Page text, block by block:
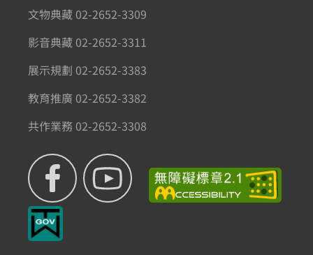
文物典藏 02-2652-3309
影音典藏 02-2652-3311
展示規劃 02-2652-3383
教育推廣 02-2652-3382
共作業務 02-2652-3308